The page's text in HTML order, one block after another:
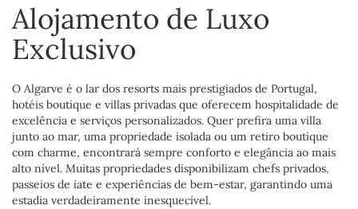
Alojamento de Luxo
Exclusivo
O Algarve é o lar dos resorts mais prestigiados de Portugal,
hotéis boutique e villas privadas que oferecem hospitalidade de
excelência e serviços personalizados. Quer prefira uma villa
junto ao mar, uma propriedade isolada ou um retiro boutique
com charme, encontrará sempre conforto e elegância ao mais
alto nível. Muitas propriedades disponibilizam chefs privados,
passeios de iate e experiências de bem-estar, garantindo uma
estadia verdadeiramente inesquecível.